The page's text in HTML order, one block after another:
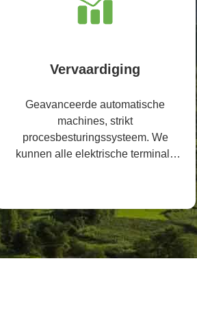
Vervaardiging
Geavanceerde automatische
machines, strikt
procesbesturingssysteem. We
kunnen alle elektrische terminals